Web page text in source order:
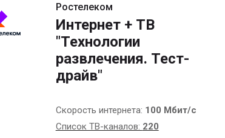
Ростелеком
Интернет + ТВ
"Технологии
развлечения. Тест-
драйв"
Скорость интернета: 100 Мбит/с
Список ТВ-каналов: 220